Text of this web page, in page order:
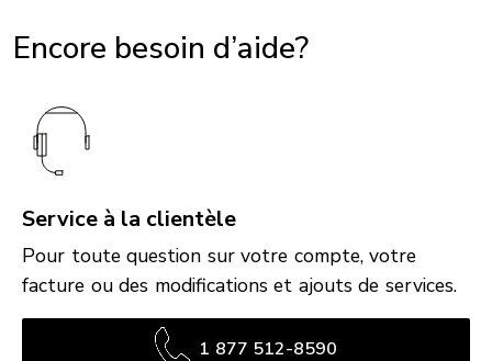
Encore besoin d’aide?
Service à la clientèle
Pour toute question sur votre compte, votre
facture ou des modifications et ajouts de services.
1 877 512-8590